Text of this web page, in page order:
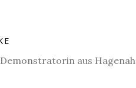
aus Hagenah